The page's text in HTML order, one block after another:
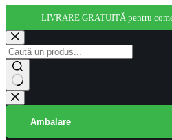
LIVRARE GRATUITĂ pentru
Skip
to
content
No
results
Ambalare